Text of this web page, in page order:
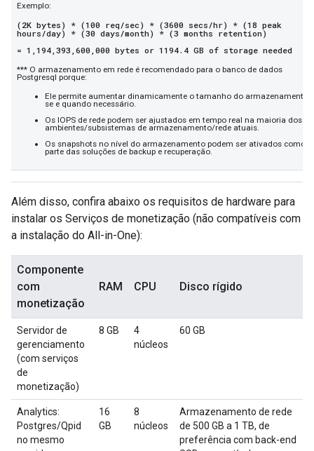
Exemplo:
(2K bytes) * (100 req/sec) * (3600 secs/hr) * (18 peak
hours/day) * (30 days/month) * (3 months retention)
= 1,194,393,600,000 bytes or 1194.4 GB of storage needed
*** O armazenamento em rede é recomendado para o banco de dados
Postgresql porque:
Ele permite aumentar dinamicamente o tamanho do armazenamento,
se e quando necessário.
Os IOPS de rede podem ser ajustados em tempo real na maioria dos
ambientes/subsistemas de armazenamento/rede atuais.
Os snapshots no nível do armazenamento podem ser ativados como
parte das soluções de backup e recuperação.
Além disso, confira abaixo os requisitos de hardware para
instalar os Serviços de monetização (não compatíveis com
a instalação do All-in-One):
Componente
com
monetização
RAM CPU Disco rígido
Servidor de
gerenciamento
(com serviços
de
monetização)
8 GB
4
núcleos
60 GB
Analytics:
Postgres/Qpid
no mesmo
16
GB
8
núcleos
Armazenamento de rede
de 500 GB a 1 TB, de
preferência com back-end